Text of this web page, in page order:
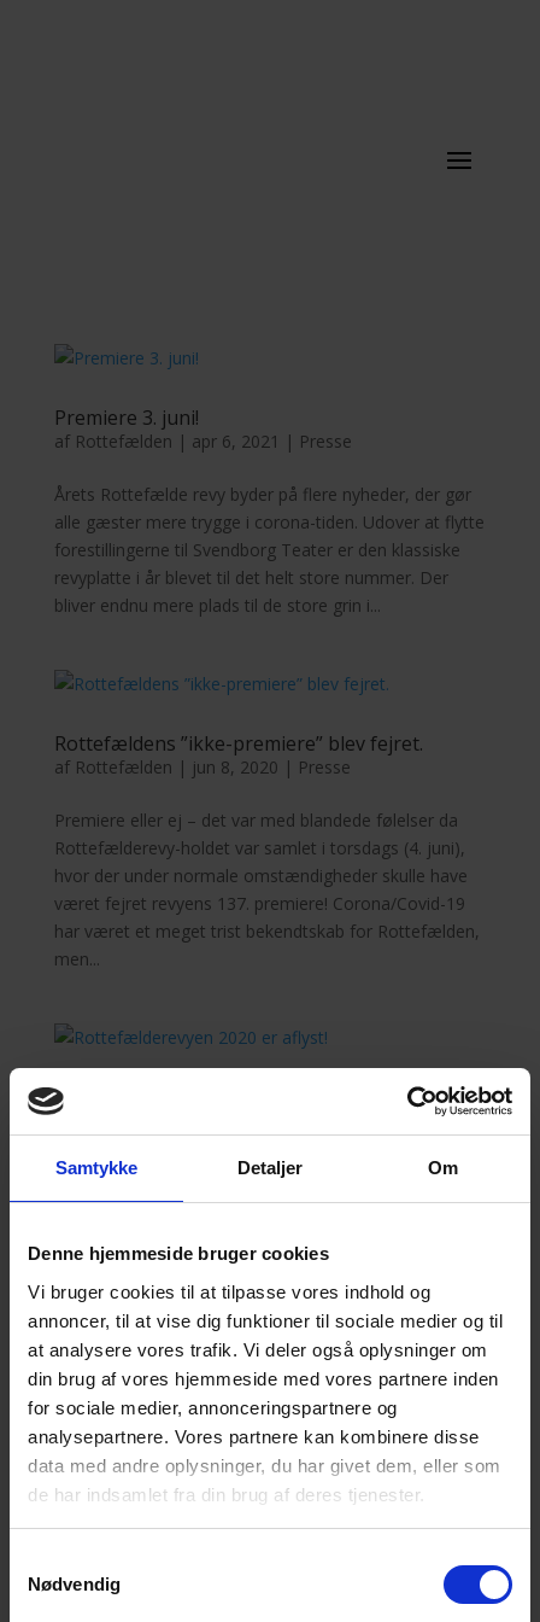
Samtykke Detaljer Om
Denne hjemmeside bruger cookies
Vi bruger cookies til at tilpasse vores indhold og
annoncer, til at vise dig funktioner til sociale medier og til
at analysere vores trafik. Vi deler også oplysninger om
din brug af vores hjemmeside med vores partnere inden
for sociale medier, annonceringspartnere og
analysepartnere. Vores partnere kan kombinere disse
data med andre oplysninger, du har givet dem, eller som
de har indsamlet fra din brug af deres tjenester.
Nødvendig
Premiere 3. juni!
af Rottefælden | apr 6, 2021 | Presse
Årets Rottefælde revy byder på flere nyheder, der gør
alle gæster mere trygge i corona-tiden. Udover at flytte
forestillingerne til Svendborg Teater er den klassiske
revyplatte i år blevet til det helt store nummer. Der
bliver endnu mere plads til de store grin i...
Rottefældens ”ikke-premiere” blev fejret.
af Rottefælden | jun 8, 2020 | Presse
Premiere eller ej – det var med blandede følelser da
Rottefælderevy-holdet var samlet i torsdags (4. juni),
hvor der under normale omstændigheder skulle have
været fejret revyens 137. premiere! Corona/Covid-19
har været et meget trist bekendtskab for Rottefælden,
men...
Rottefælderevyen 2020 er aflyst!
af
Pressemeddelelse Rottefælderevyen 2020 er aflyst!
Rottefælderevyen har eksisteret i 136 år og har
kuling. COVID-19 overgår imidlertid alt. I en virus som
den må vi desværre se os slået. Her i vores smukke
teaterhus...
PRESSEMEDDELELSE
afRottefælden|apr 17, 2020|Presse
PRESSEMEDDELELSE 170 års revyhistorie i fare De
verdenskrige, lavkonjunkturer og historiens forskellige
luner. Corona pandemien må ikke stoppe denne æra,